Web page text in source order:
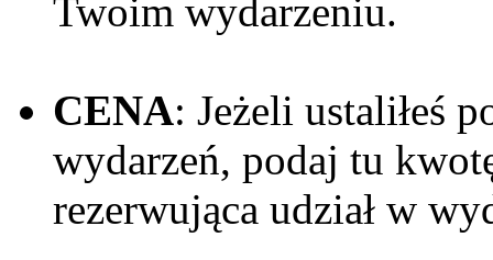
Twoim wydarzeniu.
CENA: Jeżeli ustaliłeś
wydarzeń, podaj tu
rezerwująca udział w